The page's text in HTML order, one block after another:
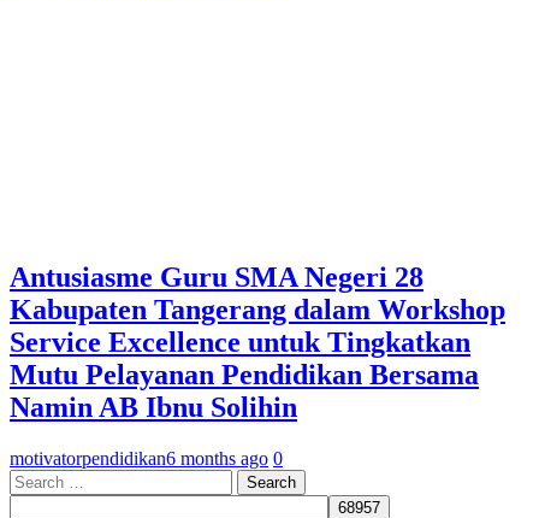
Antusiasme Guru SMA Negeri 28
Kabupaten Tangerang dalam Workshop
Service Excellence untuk Tingkatkan
Mutu Pelayanan Pendidikan Bersama
Namin AB Ibnu Solihin
motivatorpendidikan6 months ago 0
Search
for: